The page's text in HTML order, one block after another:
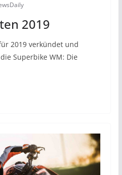
2019
2019 verkündet und
Superbike WM: Die